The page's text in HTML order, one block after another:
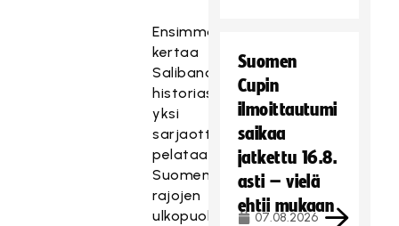
Ensimmäistä
kertaa
Salibandyliigan
historiassa
yksi
sarjaottelu
pelataan
Suomen
rajojen
ulkopuolella,
Suomen
Cupin
ilmoittautumi
saikaa
jatkettu 16.8.
asti – vielä
ehtii mukaan
07.08.2026